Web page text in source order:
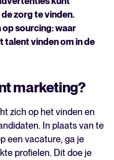
zorg te vinden.
op sourcing: waar
talent vinden om in de
marketing?
zich op het vinden en
In plaats van te
een vacature, ga je
profielen. Dit doe je